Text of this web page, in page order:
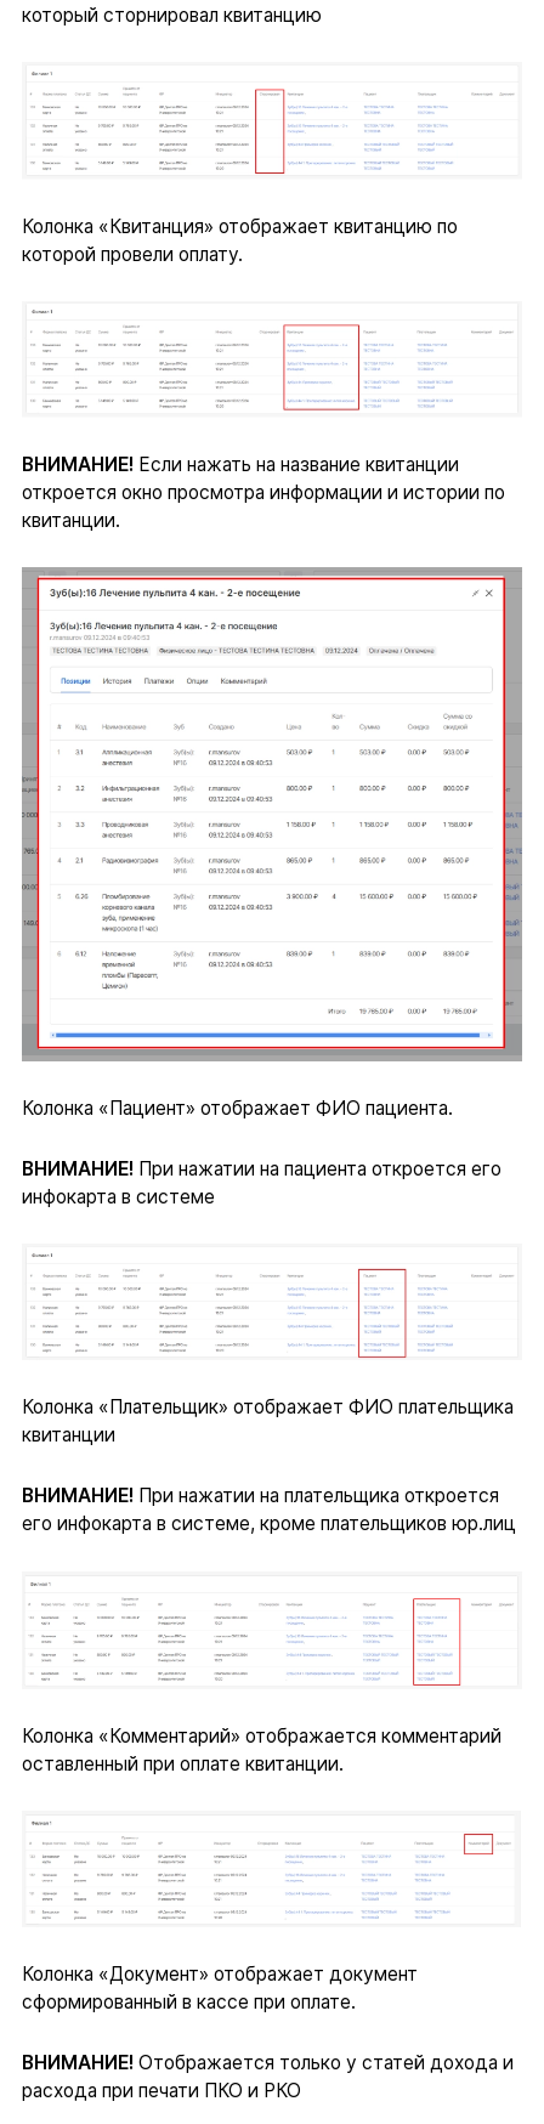
который сторнировал квитанцию
Колонка «Квитанция» отображает квитанцию по
которой провели оплату.
ВНИМАНИЕ! Если нажать на название квитанции
откроется окно просмотра информации и истории по
квитанции.
Колонка «Пациент» отображает ФИО пациента.
ВНИМАНИЕ! При нажатии на пациента откроется его
инфокарта в системе
Колонка «Плательщик» отображает ФИО плательщика
квитанции
ВНИМАНИЕ! При нажатии на плательщика откроется
его инфокарта в системе, кроме плательщиков юр.лиц
Колонка «Комментарий» отображается комментарий
оставленный при оплате квитанции.
Колонка «Документ» отображает документ
сформированный в кассе при оплате.
ВНИМАНИЕ! Отображается только у статей дохода и
расхода при печати ПКО и РКО